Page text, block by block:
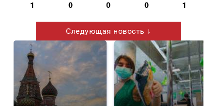
1 0 0 0 1
Следующая новость ↓